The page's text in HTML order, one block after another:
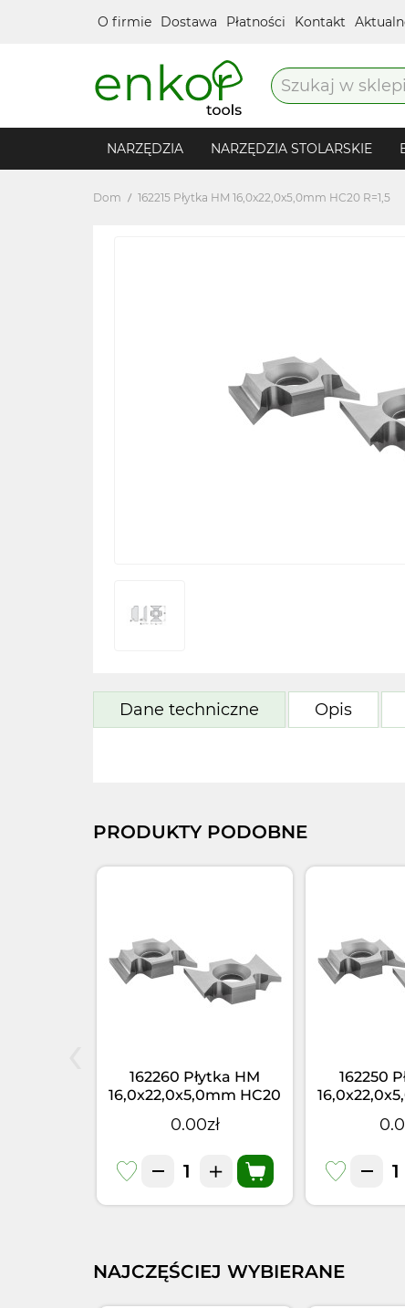
O firmie Dostawa Płatności Kontakt
NARZĘDZIA NARZĘDZIA STOLARSKIE
Dom 162215 Płytka HM 16,0x22,0x5,0mm HC20 R=1,5
Dane techniczne Opis
PRODUKTY PODOBNE
162260 Płytka HM
16,0x22,0x5,0mm HC20
0.00zł
162250
NAJCZĘŚCIEJ WYBIERANE